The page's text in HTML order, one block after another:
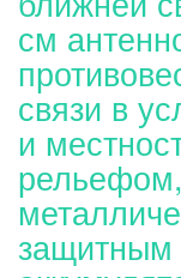
см
связи в
и